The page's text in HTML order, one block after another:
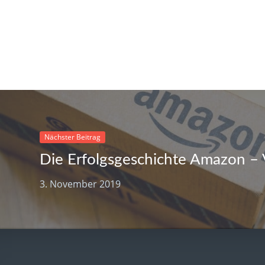
Nächster Beitrag
3. November 2019